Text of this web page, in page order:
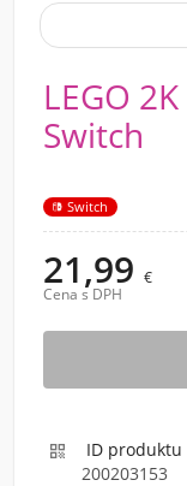
LEGO
Switch
Switch
21,99 €
Cena s DPH

ID produktu
200203153